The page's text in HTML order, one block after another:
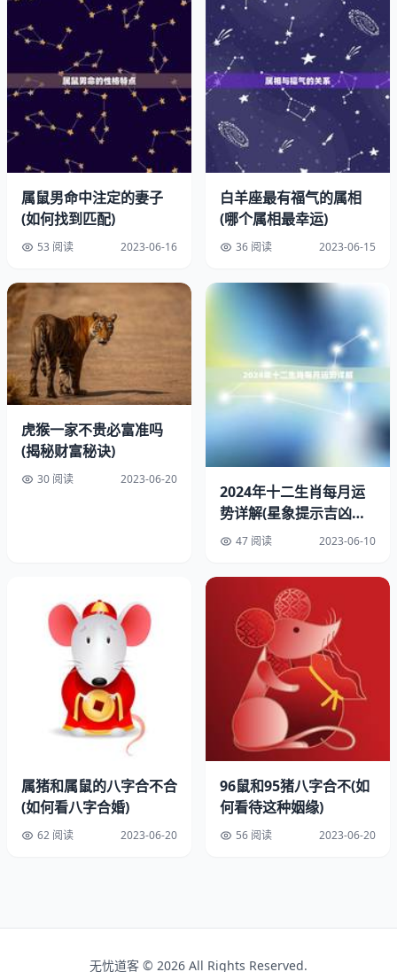
一、性格特点
1、鼠男
鼠男通常聪明、机智、灵活，善于和分析问题。他们有着敏
锐的洞察力和判断力，能够迅速地发现问题的本质和解决方
法。鼠男也非常有野心和进取心，总是追求更高的成就和更
大的成功。
2、羊女
的情感和细腻的感受力，能够深刻地理解他人的需求和感
受。羊女也非常有耐心和毅力，能够坚持不懈地追求自己的
目标。
二、相处之路
1、尊重对方
鼠男和羊女在性格上存在很大的区别，在相处时需要相互尊
重。鼠男需要理解羊女的温柔和敏感，不要过于冷酷和理
性，而羊女也需要理解鼠男的野心和进取心，不要过于依赖
鼠男和羊女在沟通上也存在很大的障碍，因为他们的思维方
式和表达方式都不同。他们需要善于沟通，学会倾听对方的
和想法，尊重对方的观点，避免争吵和冲突。
3、共同兴趣
鼠男和羊女在兴趣爱好上也存在很大的区别，需要寻找共同
属鼠男命中注定的妻子
(如何找到匹配)
53 阅读 2023-06-16
白羊座最有福气的属相
(哪个属相最幸运)
36 阅读 2023-06-15
虎猴一家不贵必富准吗
(揭秘财富秘诀)
30 阅读 2023-06-20
2024年十二生肖每月运
势详解(星象提示吉凶随
月变)47 阅读 2023-06-10
属猪和属鼠的八字合不合
(如何看八字合婚)
62 阅读 2023-06-20
96鼠和95猪八字合不(如
何看待这种姻缘)
56 阅读 2023-06-20
无忧道客 © 2026 All Rights Reserved.